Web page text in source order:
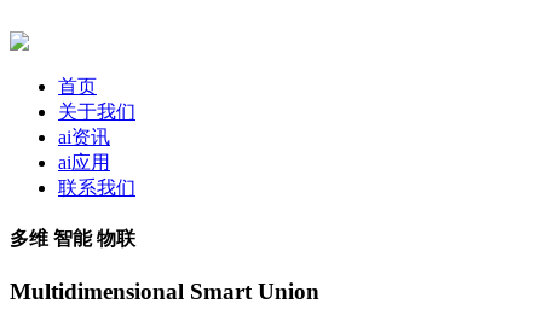
首页
关于我们
ai资讯
ai应用
联系我们
多维 智能 物联
Multidimensional Smart Union